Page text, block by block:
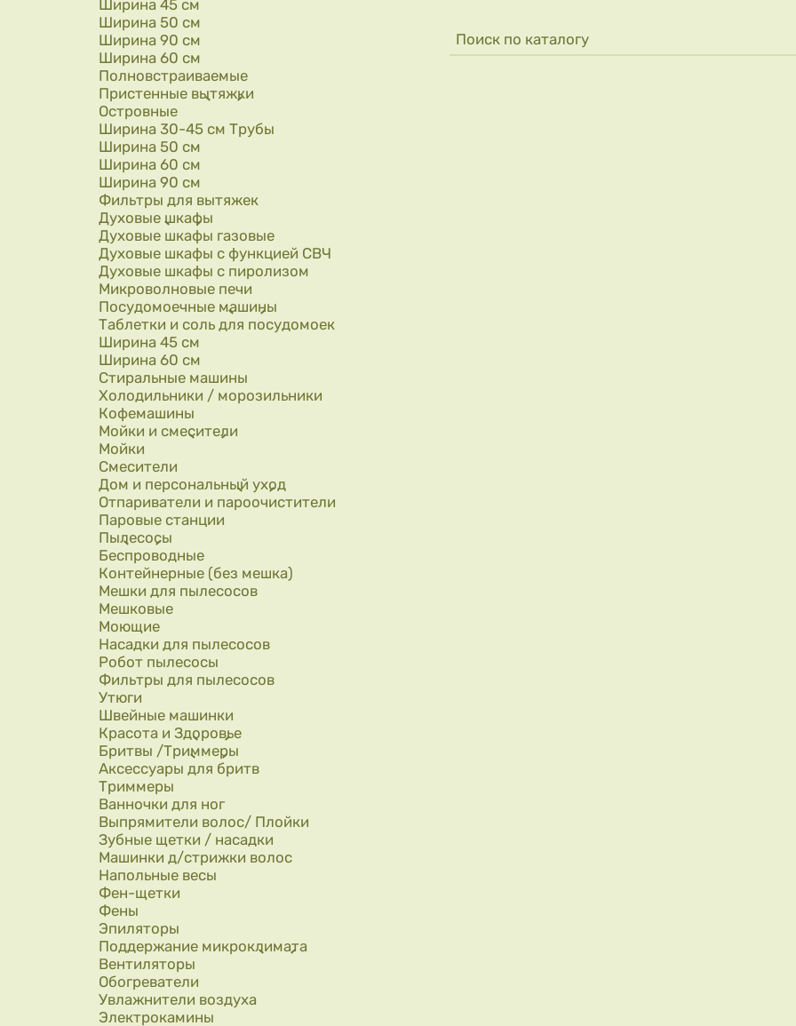
Ширина 45 см
Ширина 50 см
Ширина 90 см
Ширина 60 см
Полновстраиваемые
Пристенные вытяжки
Островные
Ширина 30-45 см Трубы
Ширина 50 см
Ширина 60 см
Ширина 90 см
Фильтры для вытяжек
Духовые шкафы
Духовые шкафы газовые
Духовые шкафы с функцией СВЧ
Духовые шкафы с пиролизом
Микроволновые печи
Посудомоечные машины
Таблетки и соль для посудомоек
Ширина 45 см
Ширина 60 см
Стиральные машины
Холодильники / морозильники
Кофемашины
Мойки и смесители
Мойки
Смесители
Дом и персональный уход
Отпариватели и пароочистители
Паровые станции
Пылесосы
Беспроводные
Контейнерные (без мешка)
Мешки для пылесосов
Мешковые
Моющие
Насадки для пылесосов
Робот пылесосы
Фильтры для пылесосов
Утюги
Швейные машинки
Красота и Здоровье
Бритвы /Триммеры
Аксессуары для бритв
Триммеры
Ванночки для ног
Выпрямители волос/ Плойки
Зубные щетки / насадки
Машинки д/стрижки волос
Напольные весы
Фен-щетки
Фены
Эпиляторы
Поддержание микроклимата
Вентиляторы
Обогреватели
Увлажнители воздуха
Электрокамины
Форма поиска
Поиск